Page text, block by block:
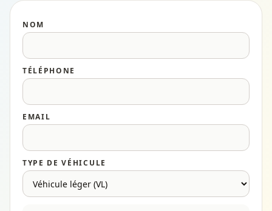
NOM
TÉLÉPHONE
EMAIL
TYPE DE VÉHICULE